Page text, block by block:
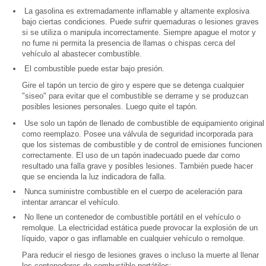
La gasolina es extremadamente inflamable y altamente explosiva
bajo ciertas condiciones. Puede sufrir quemaduras o lesiones graves
si se utiliza o manipula incorrectamente. Siempre apague el motor y
no fume ni permita la presencia de llamas o chispas cerca del
vehículo al abastecer combustible.
El combustible puede estar bajo presión.
Gire el tapón un tercio de giro y espere que se detenga cualquier
"siseo" para evitar que el combustible se derrame y se produzcan
posibles lesiones personales. Luego quite el tapón.
Use solo un tapón de llenado de combustible de equipamiento original
como reemplazo. Posee una válvula de seguridad incorporada para
que los sistemas de combustible y de control de emisiones funcionen
correctamente. El uso de un tapón inadecuado puede dar como
resultado una falla grave y posibles lesiones. También puede hacer
que se encienda la luz indicadora de falla.
Nunca suministre combustible en el cuerpo de aceleración para
intentar arrancar el vehículo.
No llene un contenedor de combustible portátil en el vehículo o
remolque. La electricidad estática puede provocar la explosión de un
líquido, vapor o gas inflamable en cualquier vehículo o remolque.
Para reducir el riesgo de lesiones graves o incluso la muerte al llenar